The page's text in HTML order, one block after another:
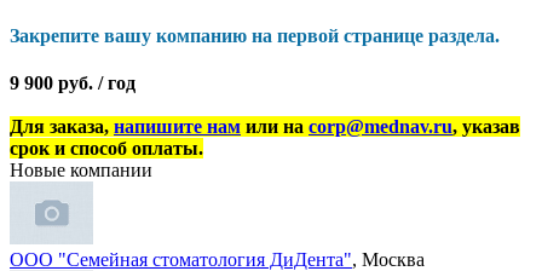
Закрепите вашу компанию на первой странице раздела.
9 900 руб. / год
Для заказа, напишите нам или на corp@mednav.ru, указав
срок и способ оплаты.
Новые компании
ООО "Семейная стоматология ДиДента", Москва